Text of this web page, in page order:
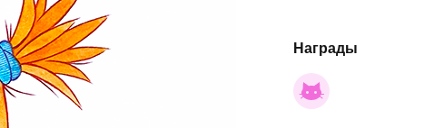
Награды